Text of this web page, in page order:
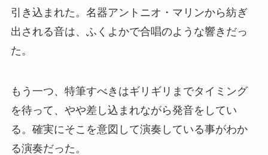
引き込まれた。名器アントニオ・マリンから紡ぎ
出される音は、ふくよかで合唱のような響きだっ
た。
もう一つ、特筆すべきはギリギリまでタイミング
を待って、やや差し込まれながら発音をしてい
る。確実にそこを意図して演奏している事がわか
る演奏だった。